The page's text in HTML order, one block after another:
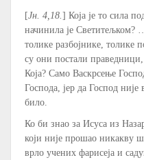
[Јн. 4,18. ] Која је то сила
начинила је Светитељком?
толике разбојнике, толике
су они постали
Која? Само Васкрсење
Господа, јер да Господ није
било.
Ко би знао за Исуса из
који није прошао никакву
врло учених фарисеја и